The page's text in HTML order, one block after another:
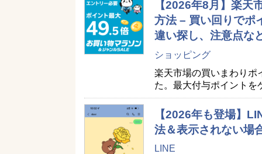
【2026年8月】楽天
方法 – 買い回りでポ
違い探し、注意点な
ショッピング
楽天市場の買いまわりポ
た。最大付与ポイントを
【2026年も登場】
法＆表示されない場
LINE